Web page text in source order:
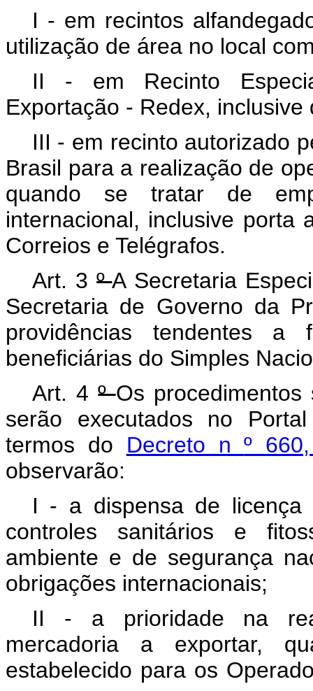
I - em recintos
utilização de área no local
II - em Recinto
Exportação - Redex,
III - em recinto autorizado
Brasil para a realização de
quando se tratar de
internacional, inclusive porta
Correios e Telégrafos.
Art. 3ºA Secretaria
Secretaria de Governo da
providências tendentes a
beneficiárias do Simples
Art. 4ºOs
serão executados no
termos do Decreto nº
observarão:
I - a dispensa de licença
controles sanitários e
ambiente e de segurança
obrigações internacionais;
II - a prioridade na
mercadoria a exportar,
estabelecido para os